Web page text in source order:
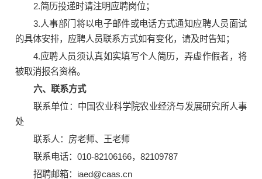
2.简历投递时请注明应聘岗位；
3.人事部门将以电子邮件或电话方式通知应聘人员面试
的具体安排，应聘人员联系方式如有变化，请及时告知；
4.应聘人员须认真如实填写个人简历，弄虚作假者，将
被取消报名资格。
六、联系方式
联系单位：中国农业科学院农业经济与发展研究所人事
处
联系人：房老师、王老师
联系电话：010-82106166，82109787
招聘邮箱：iaed@caas.cn